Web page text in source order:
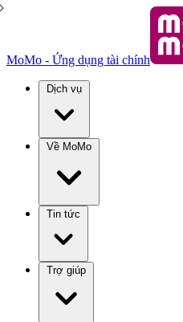
MoMo - Ứng dụng tài chính
Dịch vụ
Về MoMo
Tin tức
Trợ giúp